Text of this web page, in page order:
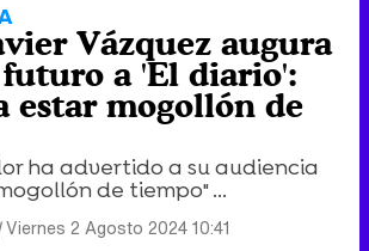
Vázquez augura
a 'El diario':
estar mogollón de
ha advertido a su audiencia
de tiempo" ...
Viernes 2 Agosto 2024 10:41